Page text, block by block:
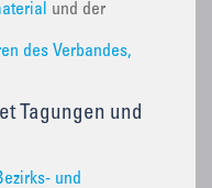
und der
des Verbandes,
Tagungen und
und